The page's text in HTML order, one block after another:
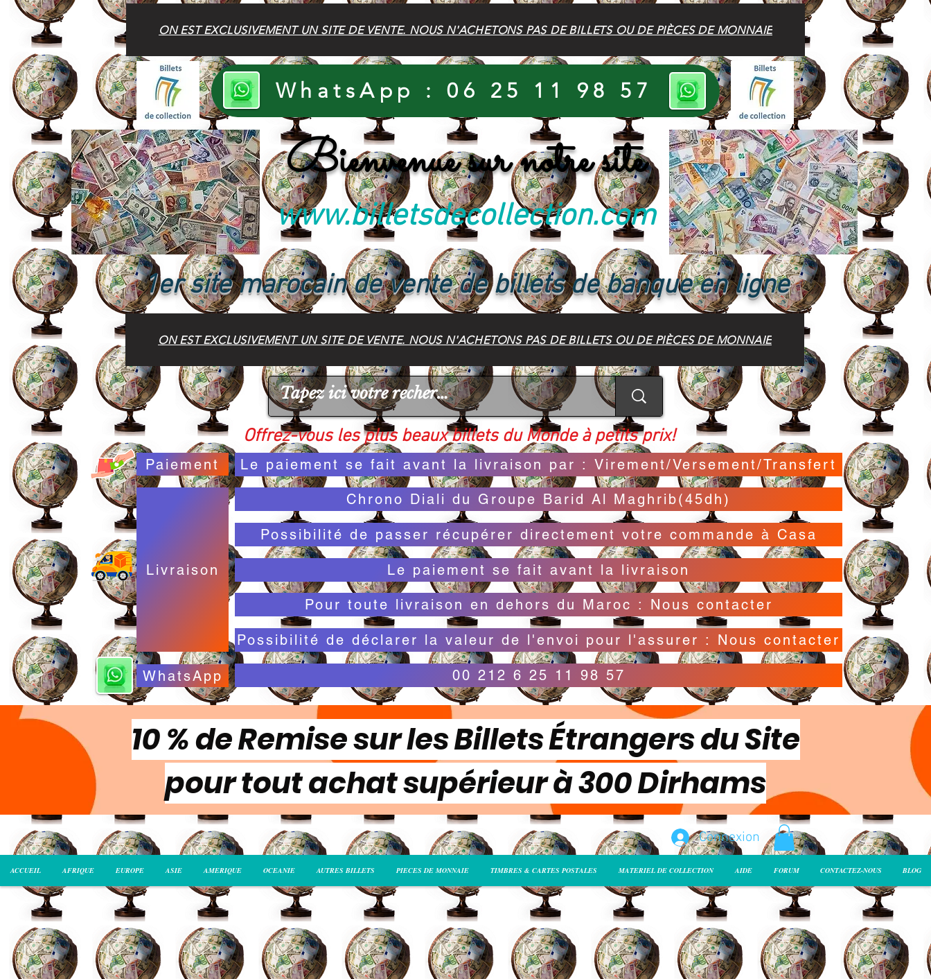
ON EST EXCLUSIVEMENT UN SITE DE VENTE. NOUS N'ACHETONS PAS DE BILLETS OU DE PIÈCES DE MONNAIE
WhatsApp : 06 25 11 98 57
Bienvenue sur notre site
www.billetsdecollection.com
1er site marocain de vente de billets de banque en ligne
ON EST EXCLUSIVEMENT UN SITE DE VENTE. NOUS N'ACHETONS PAS DE BILLETS OU DE PIÈCES DE MONNAIE
Offrez-vous les plus beaux billets du Monde à petits prix!
Paiement Le paiement se fait avant la livraison par : Virement/Versement/Transfert
Livraison
Chrono Diali du Groupe Barid Al Maghrib(45dh)
Possibilité de passer récupérer directement votre commande à Casa
Le paiement se fait avant la livraison
Pour toute livraison en dehors du Maroc : Nous contacter
Possibilité de déclarer la valeur de l'envoi pour l'assurer : Nous contacter
WhatsApp 00 212 6 25 11 98 57
10 % de Remise sur les Billets Étrangers du Site
pour tout achat supérieur à 300 Dirhams
Connexion
ACCUEIL AFRIQUE EUROPE ASIE AMERIQUE OCEANIE AUTRES BILLETS PIECES DE MONNAIE TIMBRES & CARTES POSTALES MATERIEL DE COLLECTION AIDE FORUM CONTACTEZ-NOUS BLOG